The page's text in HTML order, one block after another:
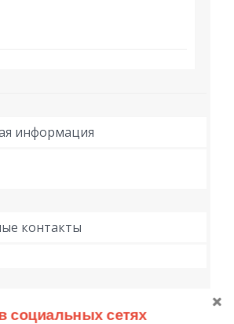
информация
контакты
социальных сетях